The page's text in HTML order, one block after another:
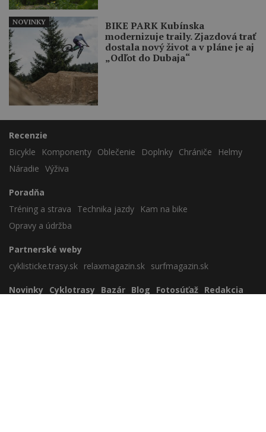
BIKE PARK Kubínska
modernizuje traily. Zjazdová trať
dostala nový život a v pláne je aj
„Odľot do Dubaja“
NOVINKY
Recenzie
Bicykle
Komponenty Oblečenie Doplnky Chrániče
Helmy
Náradie Výživa
Poradňa
Tréning a strava
Technika jazdy
Kam na bike
Opravy a údržba
Partnerské weby
cyklisticke.trasy.sk relaxmagazin.sk surfmagazin.sk
Novinky Cyklotrasy Bazár Blog Fotosúťaž Redakcia